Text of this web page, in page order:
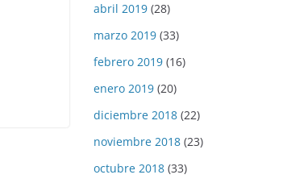
abril 2019 (28)
marzo 2019 (33)
febrero 2019 (16)
enero 2019 (20)
diciembre 2018 (22)
noviembre 2018 (23)
octubre 2018 (33)